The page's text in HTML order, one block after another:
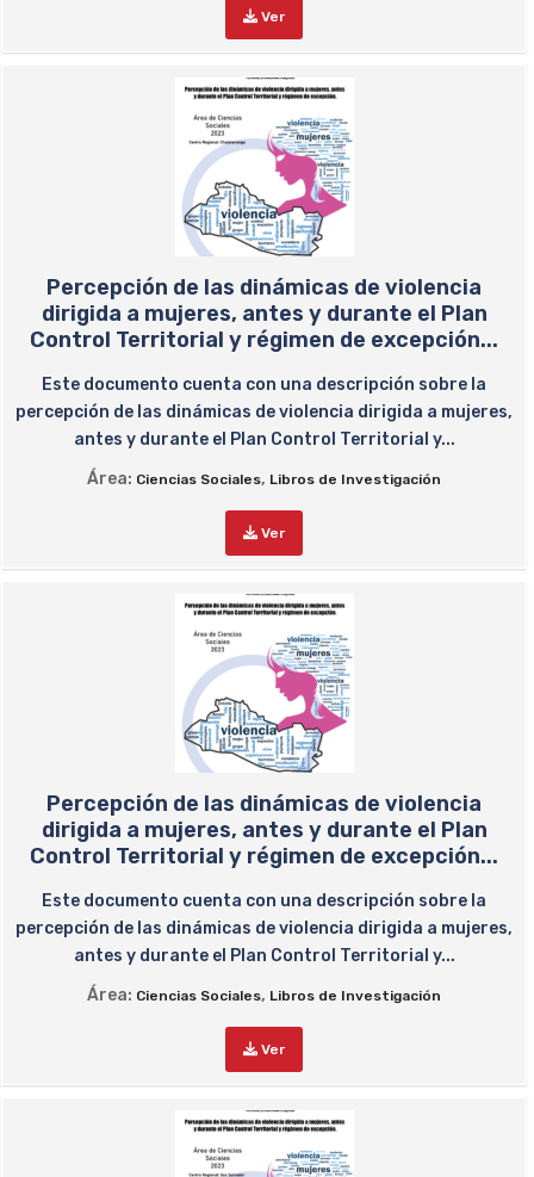
Ver
Percepción de las dinámicas de violencia
dirigida a mujeres, antes y durante el Plan
Control Territorial y régimen de excepción...
Este documento cuenta con una descripción sobre la
percepción de las dinámicas de violencia dirigida a mujeres,
antes y durante el Plan Control Territorial y...
Área: Ciencias Sociales, Libros de Investigación
Ver
Percepción de las dinámicas de violencia
dirigida a mujeres, antes y durante el Plan
Control Territorial y régimen de excepción...
Este documento cuenta con una descripción sobre la
percepción de las dinámicas de violencia dirigida a mujeres,
antes y durante el Plan Control Territorial y...
Área: Ciencias Sociales, Libros de Investigación
Ver